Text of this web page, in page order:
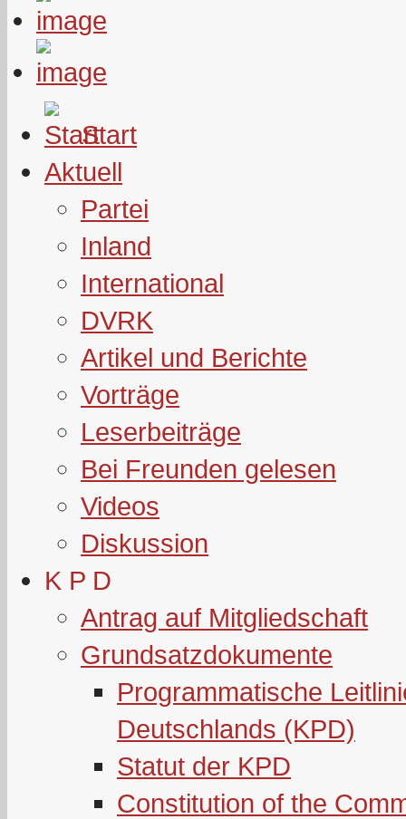
Start
Aktuell
Partei
Inland
International
DVRK
Artikel und Berichte
Vorträge
Leserbeiträge
Bei Freunden gelesen
Videos
Diskussion
K P D
Antrag auf Mitgliedschaft
Grundsatzdokumente
Programmatische
Deutschlands (KPD)
Statut der KPD
Constitution of the